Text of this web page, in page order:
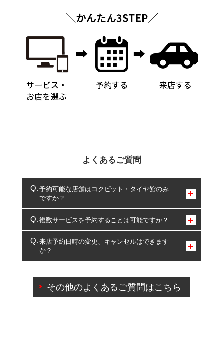
よくあるご質問
予約可能な店舗はコクピット・タイヤ館のみ
ですか？
コクピット・タイヤ館のみとなります。
複数サービスを予約することは可能ですか？
複数サービスのご予約は可能です。
一部の商品・サービスの組み合わせに限り、同時にご予約が
出来ないものもございます。
来店予約日時の変更、キャンセルはできます
か？
ご来店予約日の3営業日前を過ぎている場合のご予約
の日時変更につきましては、直接ご予約の店舗まで
その他のよくあるご質問はこちら